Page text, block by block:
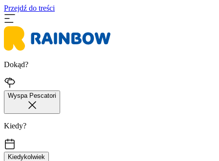
Przejdź do treści
Dokąd?
Wyspa Pescatori
Kiedy?
Kiedykolwiek